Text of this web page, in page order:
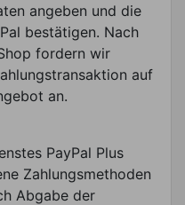
angeben und die
bestätigen. Nach
fordern wir
auf
an.
PayPal Plus
Zahlungsmethoden
Abgabe der